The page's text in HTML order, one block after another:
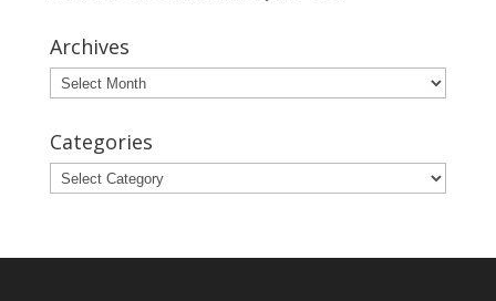
Archives
Archives
Categories
Categories